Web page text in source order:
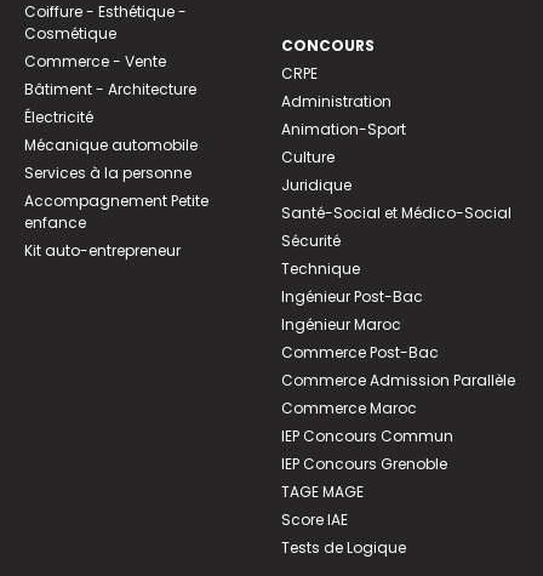
Coiffure - Esthétique -
Cosmétique
Commerce - Vente
Bâtiment - Architecture
Électricité
Mécanique automobile
Services à la personne
Accompagnement Petite
enfance
Kit auto-entrepreneur
CONCOURS
CRPE
Administration
Animation-Sport
Culture
Juridique
Santé-Social et Médico-Social
Sécurité
Technique
Ingénieur Post-Bac
Ingénieur Maroc
Commerce Post-Bac
Commerce Admission Parallèle
Commerce Maroc
IEP Concours Commun
IEP Concours Grenoble
TAGE MAGE
Score IAE
Tests de Logique